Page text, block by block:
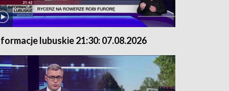
lubuskie 21:30: 07.08.2026